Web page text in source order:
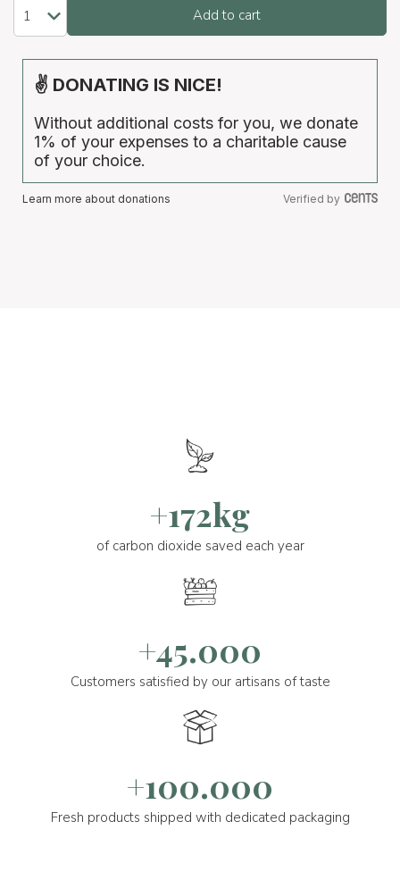
Add to cart
✌ DONATING IS NICE!
Without additional costs for you, we donate
1% of your expenses to a charitable cause
of your choice.
Learn more about donations Verified by
+172kg
of carbon dioxide saved each year
+45.000
Customers satisfied by our artisans of taste
+100.000
Fresh products shipped with dedicated packaging